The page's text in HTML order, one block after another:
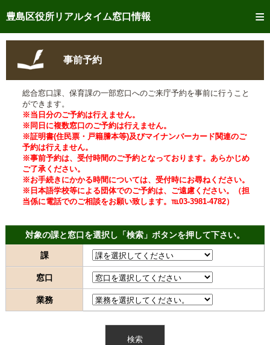
豊島区役所リアルタイム窓口情報
トップページへ
ご利用方法
事前予約
予約状況確認
リアルタイム窓口混雑状況
リアルタイム交付状況確認
メール通知登録
混雑予想カレンダー
事前予約
総合窓口課、保育課の一部窓口へのご来庁予約を事前に行うこと
ができます。
※当日分のご予約は行えません。
※同日に複数窓口のご予約は行えません。
※証明書(住民票・戸籍謄本等)及びマイナンバーカード関連のご
予約は行えません。
※事前予約は、受付時間のご予約となっております。あらかじめ
ご了承ください。
※お手続きにかかる時間については、受付時にお尋ねください。
※日本語学校等による団体でのご予約は、ご遠慮ください。（担
当係に電話でのご相談をお願い致します。℡03-3981-4782）
対象の課と窓口を選択し「検索」ボタンを押して下さい。
課
窓口
業務